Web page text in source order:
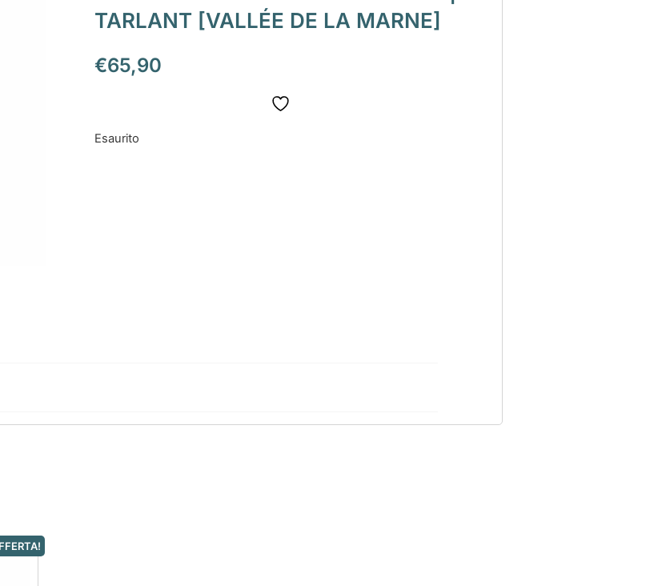
TARLANT [VALLÉE DE LA MARNE]
€65,90
Esaurito